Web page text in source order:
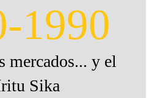
1990
mercados... y el
Sika